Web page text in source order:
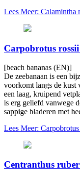
Lees Meer:
Carpobrotus
[beach bananas (EN)]
De zeebanaan is een
voorkomt langs de kust
een laag, kruipend
is erg geliefd vanwege
sappige bladeren met
Lees Meer:
Centranthus